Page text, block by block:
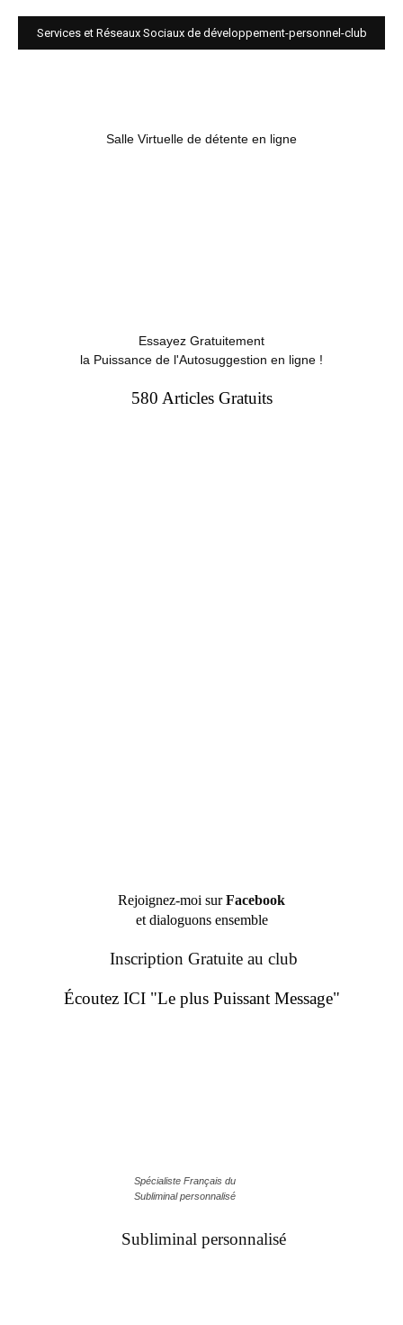
Services et Réseaux Sociaux de développement-personnel-club
Salle Virtuelle de détente en ligne
Essayez Gratuitement
la Puissance de l'Autosuggestion en ligne !
580 Articles Gratuits
Rejoignez-moi surFacebook
et dialoguons ensemble
Inscription Gratuite au club
Écoutez ICI "Le plus Puissant Message"
Spécialiste Français du
Subliminal personnalisé
Subliminal personnalisé